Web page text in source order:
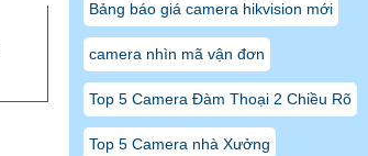
Bảng báo giá camera hikvision mới
camera nhìn mã vận đơn
Top 5 Camera Đàm Thoại 2 Chiều Rõ
Top 5 Camera nhà Xưởng